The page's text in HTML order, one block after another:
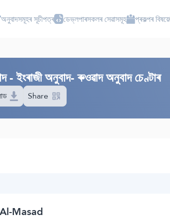
অনুবাদসমূহৰ সূচীপত্ৰ ডেভ্লপাৰসকলৰ সেৱাসমূহ প্ৰকল্পৰ বিষয়ে
ইংৰাজী অনুবাদ- ৰুওৱাদ অনুবাদ চেণ্টাৰ
Share
Al-Masad